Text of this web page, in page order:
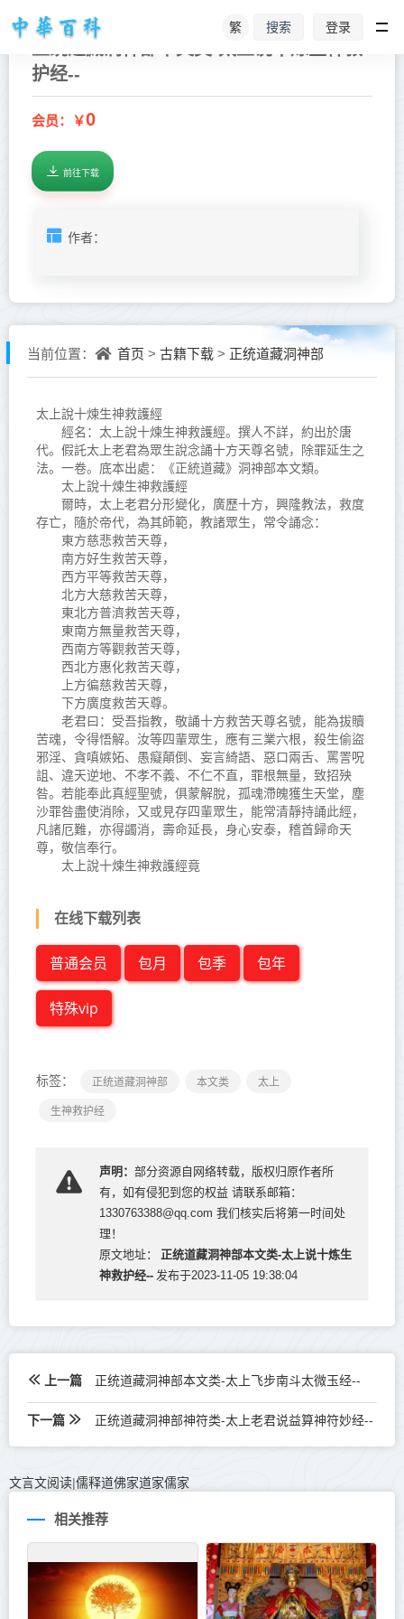
繁 搜索 登录
护经--
会员：￥0
前往下载
作者：
当前位置： 首页 > 古籍下载 > 正统道藏洞神部
太上說十煉生神救護經
經名：太上說十煉生神救護經。撰人不詳，約出於唐
代。假託太上老君為眾生說念誦十方天尊名號，除罪延生之
法。一卷。底本出處：《正統道藏》洞神部本文類。
太上說十煉生神救護經
爾時，太上老君分形變化，廣歷十方，興隆教法，救度
存亡，隨於帝代，為其師範，教諸眾生，常令誦念：
東方慈悲救苦天尊，
南方好生救苦天尊，
西方平等救苦天尊，
北方大慈救苦天尊，
東北方普濟救苦天尊，
東南方無量救苦天尊，
西南方等觀救苦天尊，
西北方惠化救苦天尊，
上方徧慈救苦天尊，
下方廣度救苦天尊。
老君曰：受吾指教，敬誦十方救苦天尊名號，能為拔贖
苦魂，令得悟解。汝等四輩眾生，應有三業六根，殺生偷盜
邪淫、貪嗔嫉妬、愚癡顛倒、妄言綺語、惡口兩舌、罵詈呪
詛、違天逆地、不孝不義、不仁不直，罪根無量，致招殃
咎。若能奉此真經聖號，俱蒙解脫，孤魂滯魄獲生天堂，塵
沙罪咎盡使消除，又或見存四輩眾生，能常清靜持誦此經，
凡諸厄難，亦得蠲消，壽命延長，身心安泰，稽首歸命天
尊，敬信奉行。
太上說十煉生神救護經竟
在线下载列表
普通会员 包月 包季 包年
特殊vip
标签： 正统道藏洞神部 本文类
太上
生神救护经
声明： 部分资源自网络转载，版权归原作者所
有，如有侵犯到您的权益 请联系邮箱：
1330763388@qq.com 我们核实后将第一时间处
理！
原文地址：
正统道藏洞神部本文类-太上说十炼生
神救护经-- 发布于2023-11-05 19:38:04
上一篇 正统道藏洞神部本文类-太上飞步南斗太微玉经--
下一篇 正统道藏洞神部神符类-太上老君说益算神符妙经--
文言文阅读|儒释道佛家道家儒家
相关推荐